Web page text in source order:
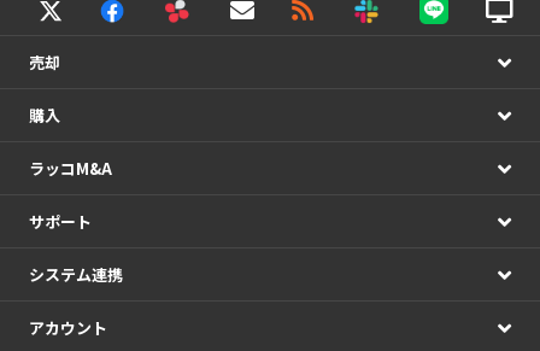
売却
購入
ラッコM&A
サポート
システム連携
アカウント